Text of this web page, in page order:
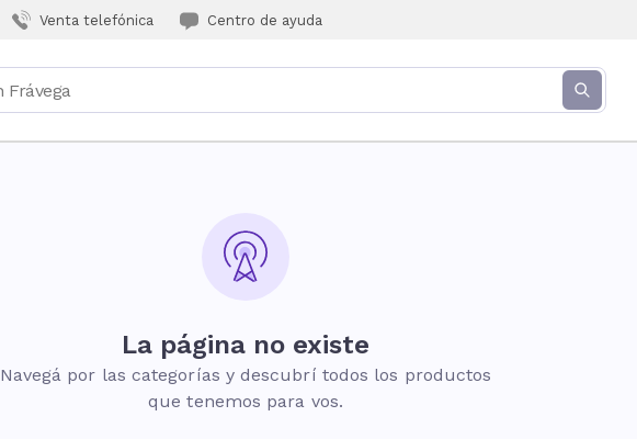
Venta telefónica Centro de ayuda
La página no existe
Navegá por las categorías y descubrí todos los productos
que tenemos para vos.